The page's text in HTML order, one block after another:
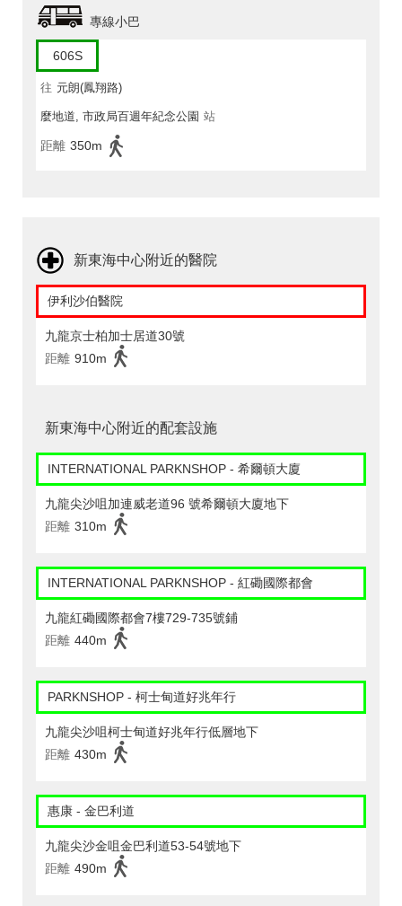
專線小巴
606S
往 元朗(鳳翔路)
麼地道, 市政局百週年紀念公園 站
距離 350m
新東海中心附近的醫院
伊利沙伯醫院
九龍京士柏加士居道30號
距離 910m
新東海中心附近的配套設施
INTERNATIONAL PARKNSHOP - 希爾頓大廈
九龍尖沙咀加連威老道96 號希爾頓大廈地下
距離 310m
INTERNATIONAL PARKNSHOP - 紅磡國際都會
九龍紅磡國際都會7樓729-735號鋪
距離 440m
PARKNSHOP - 柯士甸道好兆年行
九龍尖沙咀柯士甸道好兆年行低層地下
距離 430m
惠康 - 金巴利道
九龍尖沙金咀金巴利道53-54號地下
距離 490m